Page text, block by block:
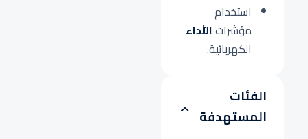
استخدام
مؤشراتالأداء
الكهربائية.
الفئات
المستهدفة